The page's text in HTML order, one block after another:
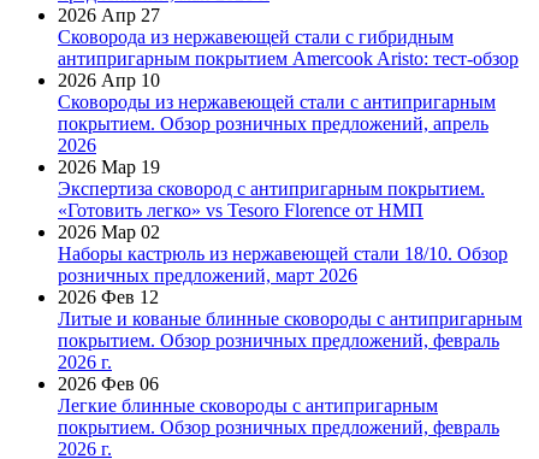
2026 Апр 27
Сковорода из нержавеющей стали с гибридным
антипригарным покрытием Amercook Aristo: тест-обзор
2026 Апр 10
Сковороды из нержавеющей стали с антипригарным
покрытием. Обзор розничных предложений, апрель
2026
2026 Мар 19
Экспертиза сковород с антипригарным покрытием.
«Готовить легко» vs Tesoro Florence от НМП
2026 Мар 02
Наборы кастрюль из нержавеющей стали 18/10. Обзор
розничных предложений, март 2026
2026 Фев 12
Литые и кованые блинные сковороды с антипригарным
покрытием. Обзор розничных предложений, февраль
2026 г.
2026 Фев 06
Легкие блинные сковороды с антипригарным
покрытием. Обзор розничных предложений, февраль
2026 г.